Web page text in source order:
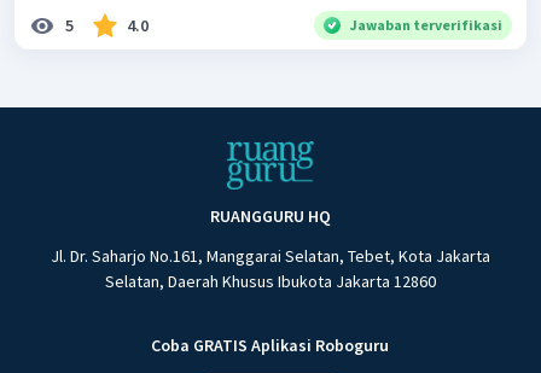
5 4.0 Jawaban terverifikasi
RUANGGURU HQ
Jl. Dr. Saharjo No.161, Manggarai Selatan, Tebet, Kota Jakarta
Selatan, Daerah Khusus Ibukota Jakarta 12860
Coba GRATIS Aplikasi Roboguru